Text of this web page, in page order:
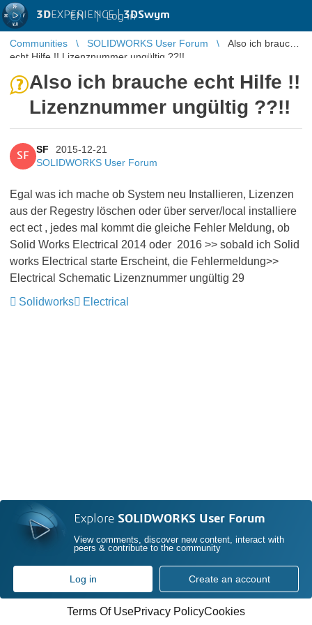
3DEXPERIENCE |3DSwym
EN | Log in
Communities SOLIDWORKS User Forum
Also ich brauche
echt Hilfe !! Lizenznummer ungültig ??!!
Also ich brauche echt Hilfe !!
Lizenznummer ungültig ??!!
SF
SF
2015-12-21
SOLIDWORKS User Forum
Egal was ich mache ob System neu Installieren, Lizenzen
aus der Regestry löschen oder über server/local installiere
ect ect , jedes mal kommt die gleiche Fehler Meldung, ob
Solid Works Electrical 2014 oder 2016 >> sobald ich Solid
works Electrical starte Erscheint, die Fehlermeldung>>
Electrical Schematic Lizenznummer ungültig 29
Solidworks
Electrical
Explore SOLIDWORKS User Forum
View comments, discover new content, interact with
peers & contribute to the community
Log in Create an account
Terms Of UsePrivacy PolicyCookies